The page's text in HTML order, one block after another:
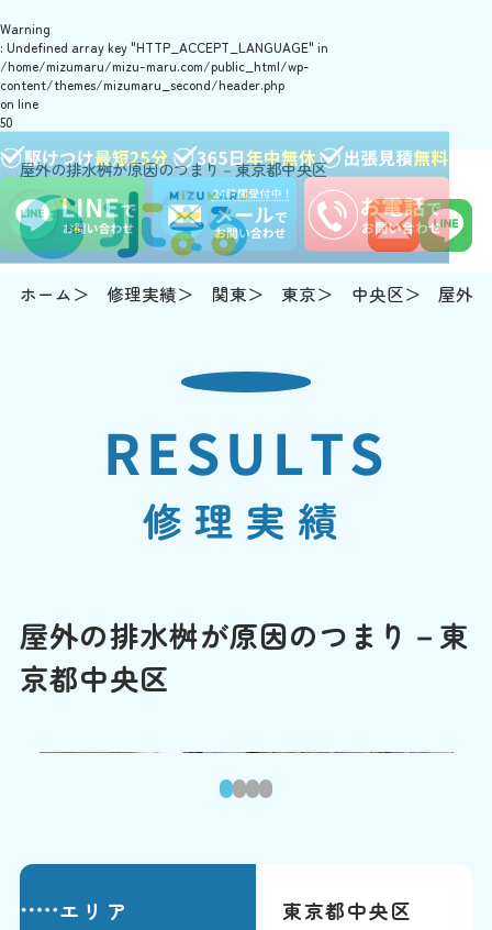
Warning
: Undefined array key "HTTP_ACCEPT_LANGUAGE" in
/home/mizumaru/mizu-maru.com/public_html/wp-
content/themes/mizumaru_second/header.php
on line
50
屋外の排水桝が原因のつまり－東京都中央区
ホーム 修理実績 関東 東京 中央区 屋外
RESULTS
修理実績
屋外の排水桝が原因のつまり－東
京都中央区
1 2 3 4
エリア 東京都中央区